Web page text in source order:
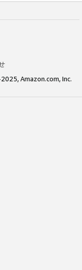
Amazon.com, Inc.